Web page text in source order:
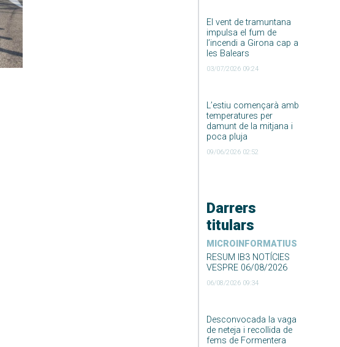
El vent de tramuntana
impulsa el fum de
l’incendi a Girona cap a
les Balears
03/07/2026 09:24
L’estiu començarà amb
temperatures per
damunt de la mitjana i
poca pluja
09/06/2026 02:52
Darrers
titulars
MICROINFORMATIUS
RESUM IB3 NOTÍCIES
VESPRE 06/08/2026
06/08/2026 09:34
Desconvocada la vaga
de neteja i recollida de
fems de Formentera